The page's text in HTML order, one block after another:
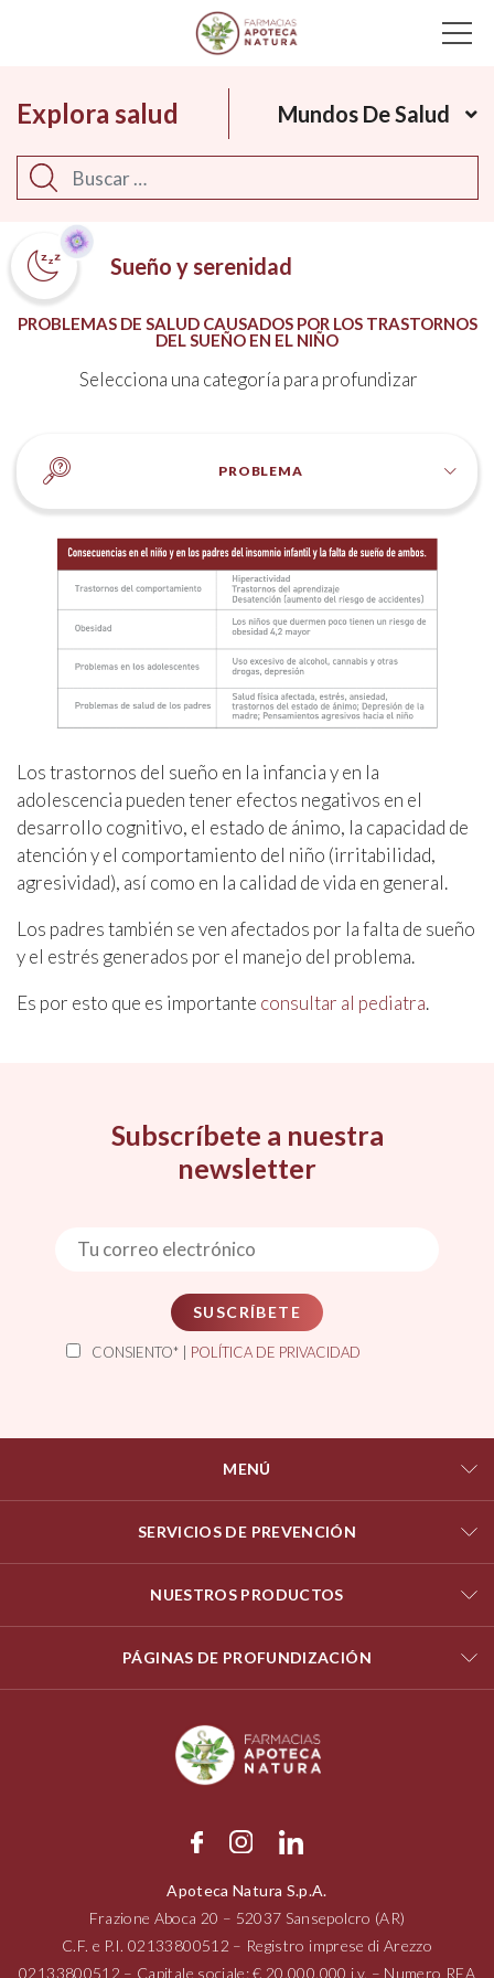
Main Navigation
Explora salud Mundos De Salud
Buscar
Sueño y serenidad
PROBLEMAS DE SALUD CAUSADOS POR LOS TRASTORNOS
DEL SUEÑO EN EL NIÑO
Selecciona una categoría para profundizar
PROBLEMA
Los trastornos del sueño en la infancia y en la
adolescencia pueden tener efectos negativos en el
desarrollo cognitivo, el estado de ánimo, la capacidad de
atención y el comportamiento del niño (irritabilidad,
agresividad), así como en la calidad de vida en general.
Los padres también se ven afectados por la falta de sueño
y el estrés generados por el manejo del problema.
Es por esto que es importante consultar al pediatra.
Subscríbete a nuestra
newsletter
SUSCRÍBETE
CONSIENTO* | POLÍTICA DE PRIVACIDAD
MENÚ
SERVICIOS DE PREVENCIÓN
NUESTROS PRODUCTOS
PÁGINAS DE PROFUNDIZACIÓN
Apoteca Natura S.p.A.
Frazione Aboca 20 – 52037 Sansepolcro (AR)
C.F. e P.I.02133800512 – Registro imprese di Arezzo
02133800512 – Capitale sociale: € 20.000.000 i.v. – Numero REA